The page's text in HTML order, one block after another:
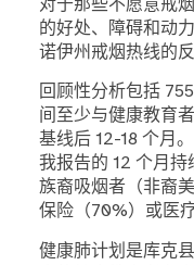
对于那些不愿意戒
的好处、障碍和动
诺伊州戒烟热线的反
回顾性分析包括
间至少与健康教育
基线后 12-18 个月
我报告的 12 个月
族裔吸烟者（非裔
保险（70%）或医
健康肺计划是库克